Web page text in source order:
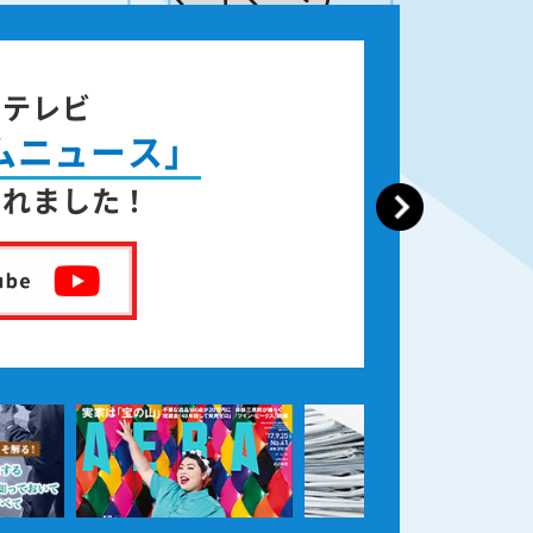
レビ
ュース」
ました！